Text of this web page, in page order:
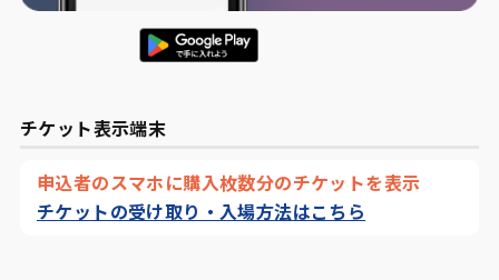
チケット表示端末
申込者のスマホに購入枚数分のチケットを表示
チケットの受け取り・入場方法はこちら